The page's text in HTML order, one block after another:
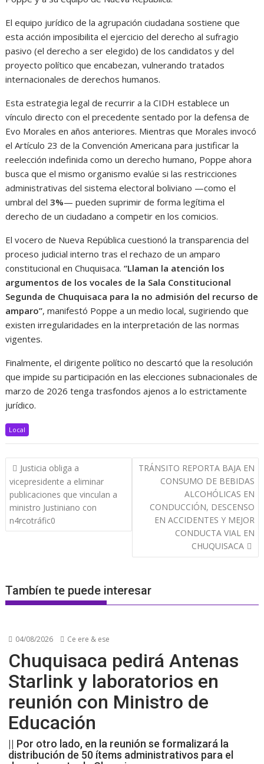
El equipo jurídico de la agrupación ciudadana sostiene que
esta acción imposibilita el ejercicio del derecho al sufragio
pasivo (el derecho a ser elegido) de los candidatos y del
proyecto político que encabezan, vulnerando tratados
internacionales de derechos humanos.
Esta estrategia legal de recurrir a la CIDH establece un
vínculo directo con el precedente sentado por la defensa de
Evo Morales en años anteriores. Mientras que Morales invocó
el Artículo 23 de la Convención Americana para justificar la
reelección indefinida como un derecho humano, Poppe ahora
busca que el mismo organismo evalúe si las restricciones
administrativas del sistema electoral boliviano —como el
umbral del3%— pueden suprimir de forma legítima el
derecho de un ciudadano a competir en los comicios.
El vocero de Nueva República cuestionó la transparencia del
proceso judicial interno tras el rechazo de un amparo
constitucional en Chuquisaca.“Llaman la atención los
argumentos de los vocales de la Sala Constitucional
Segunda de Chuquisaca para la no admisión del recurso de
amparo”, manifestó Poppe a un medio local, sugiriendo que
existen irregularidades en la interpretación de las normas
vigentes.
Finalmente, el dirigente político no descartó que la resolución
que impide su participación en las elecciones subnacionales de
marzo de 2026 tenga trasfondos ajenos a lo estrictamente
jurídico.
Local
Navegación
de
entradas
Justicia obliga a
vicepresidente a eliminar
publicaciones que vinculan a
ministro Justiniano con
n4rcotráfic0
TRÁNSITO REPORTA BAJA EN
CONSUMO DE BEBIDAS
ALCOHÓLICAS EN
CONDUCCIÓN, DESCENSO
EN ACCIDENTES Y MEJOR
CONDUCTA VIAL EN
CHUQUISACA
Tambíen te puede interesar
04/08/2026 Ce ere & ese
Chuquisaca pedirá Antenas
Starlink y laboratorios en
reunión con Ministro de
Educación
|| Por otro lado, en la reunión se formalizará la
distribución de 50 ítems administrativos para el